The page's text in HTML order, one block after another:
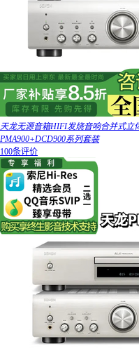
天龙无源音箱HIFI发烧音响合并式立
PMA900+DCD900系列套装
100条评价